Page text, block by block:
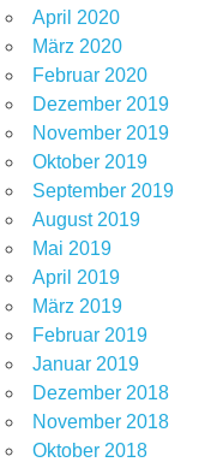
April 2020
März 2020
Februar 2020
Dezember 2019
November 2019
Oktober 2019
September 2019
August 2019
Mai 2019
April 2019
März 2019
Februar 2019
Januar 2019
Dezember 2018
November 2018
Oktober 2018